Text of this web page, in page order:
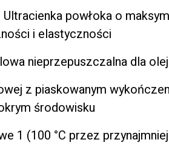
powłoka o
i elastyczności
nieprzepuszczalna dla
z piaskowanym
środowisku
1 (100 °C przez